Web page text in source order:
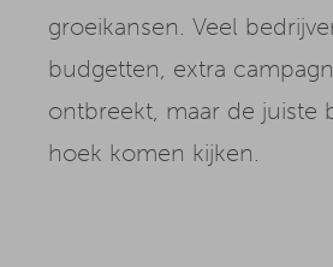
groeikansen. Veel
budgetten, extra
ontbreekt, maar de juiste
hoek komen kijken.